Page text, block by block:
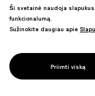
YOKOHAMA
DENA BAYSTARS
Ši svetainė naudoja
funkcionalumą.
Sužinokite daugiau apie
Priimti viską